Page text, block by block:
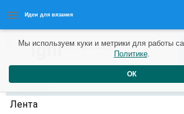
Идеи для вязания
Igni3 года назад
Профиль
Лента
Мы используем куки и метрики для работы
Политике.
ОК